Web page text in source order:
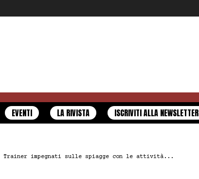
EVENTI LA RIVISTA ISCRIVITI ALLA NEWSLETTER
Trainer impegnati sulle spiagge con le attività...